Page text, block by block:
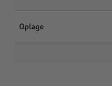
Oplage